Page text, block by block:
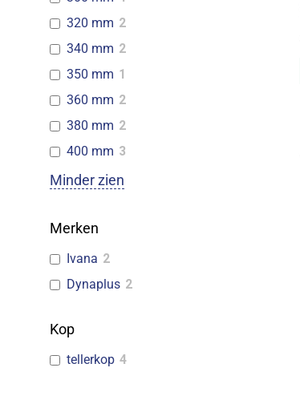
320 mm 2
340 mm 2
350 mm 1
360 mm 2
380 mm 2
400 mm 3
Minder zien
Merken
Ivana 2
Dynaplus 2
Kop
tellerkop 4